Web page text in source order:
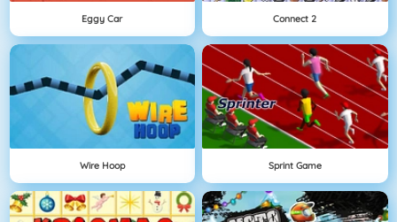
Eggy Car Connect 2
Wire Hoop Sprint Game